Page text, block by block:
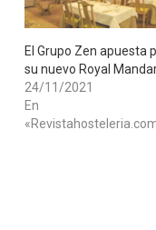
El Grupo Zen apuesta
su nuevo Royal
24/11/2021
En